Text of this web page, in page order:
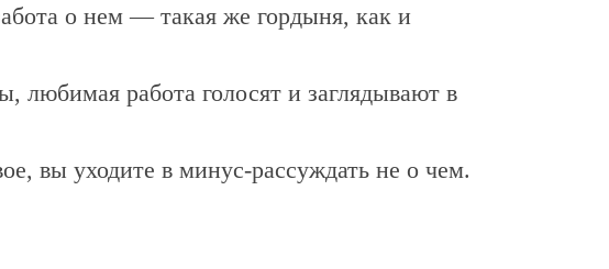
о нем — такая же гордыня, как и
любимая работа голосят и заглядывают в
вы уходите в минус-рассуждать не о чем.